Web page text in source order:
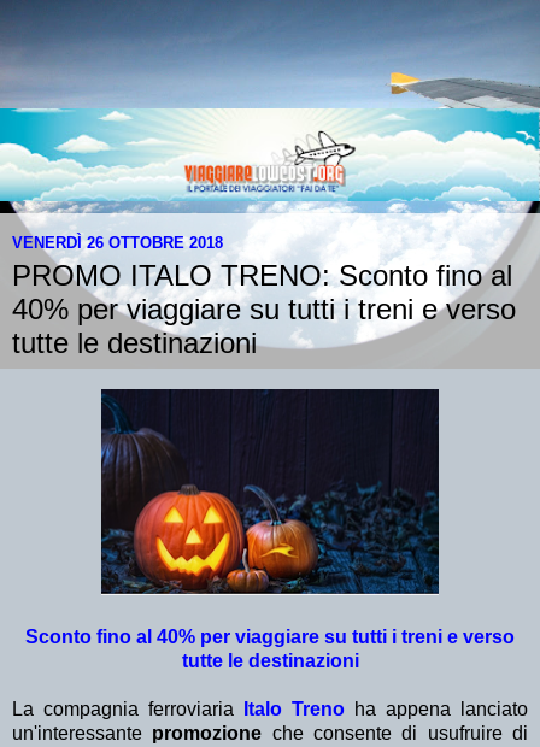
VENERDÌ 26 OTTOBRE 2018
PROMO ITALO TRENO: Sconto fino al
40% per viaggiare su tutti i treni e verso
tutte le destinazioni
Sconto fino al 40% per viaggiare su tutti i treni e verso
tutte le destinazioni
La compagnia ferroviaria Italo Treno ha appena lanciato
un'interessante promozione che consente di usufruire di